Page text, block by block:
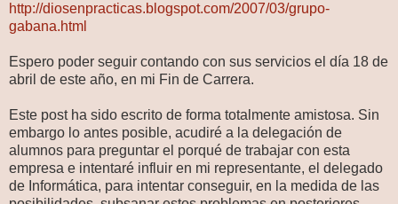
http://diosenpracticas.blogspot.com/2007/03/grupo-
gabana.html
Espero poder seguir contando con sus servicios el día 18 de
abril de este año, en mi Fin de Carrera.
Este post ha sido escrito de forma totalmente amistosa. Sin
embargo lo antes posible, acudiré a la delegación de
alumnos para preguntar el porqué de trabajar con esta
empresa e intentaré influir en mi representante, el delegado
de Informática, para intentar conseguir, en la medida de las